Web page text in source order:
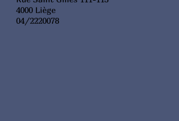
4000 Liège
04/2220078